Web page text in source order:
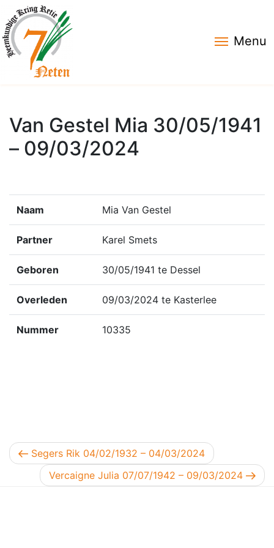
Menu
Van Gestel Mia 30/05/1941
– 09/03/2024
Naam Mia Van Gestel
Partner Karel Smets
Geboren 30/05/1941 te Dessel
Overleden 09/03/2024 te Kasterlee
Nummer 10335
Berichtnavigatie
Vorig bericht
Segers Rik 04/02/1932 – 04/03/2024
Volgend bericht
Vercaigne Julia 07/07/1942 – 09/03/2024